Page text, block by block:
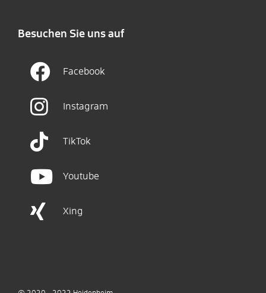
Besuchen Sie uns auf
Facebook
Instagram
TikTok
Youtube
Xing